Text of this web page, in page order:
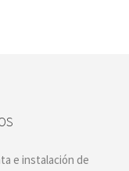
e instalación de